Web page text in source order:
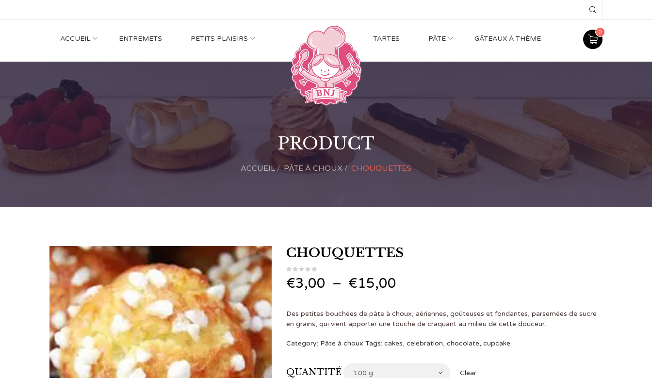
ACCUEIL ENTREMETS PETITS PLAISIRS TARTES PÂTE GÂTEAUX À THÈME
0
PRODUCT
ACCUEIL PÂTE À CHOUX CHOUQUETTES
CHOUQUETTES
€3,00 – €15,00
prix :
€3,00
Des petites bouchées de pâte à choux, aériennes, goûteuses et fondantes, parsemées de sucre
en grains, qui vient apporter une touche de craquant au milieu de cette douceur.
Category: Pâte à choux Tags: cakes, celebration, chocolate, cupcake
QUANTITÉ 100 g Clear